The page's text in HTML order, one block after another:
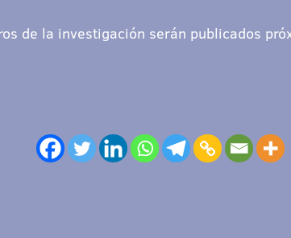
de la investigación serán publicados